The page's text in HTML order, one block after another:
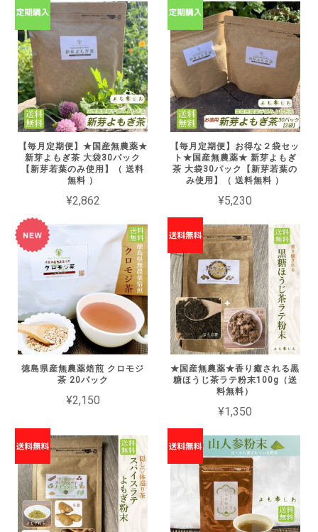
【毎月定期便】★国産無農薬★
新芽よもぎ茶 大袋30パック
【新芽若葉のみ使用】（ 送料
無料 ）
¥2,862
【毎月定期便】お得な２袋セッ
ト★国産無農薬★ 新芽よもぎ
茶 大袋30パック【新芽若葉の
み使用】（ 送料無料 ）
¥5,230
徳島県産無農薬焙煎 クロモジ
茶 20パック
¥2,150
★国産無農薬★香り癒される黒
糖ほうじ茶ラテ粉末100g（送
料無料）
¥1,350